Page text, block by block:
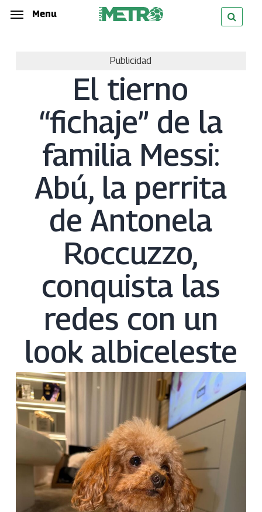
Skip
Menu
Publicidad
El tierno
“fichaje” de la
familia Messi:
Abú, la perrita
de Antonela
Roccuzzo,
conquista las
redes con un
look albiceleste
Menu